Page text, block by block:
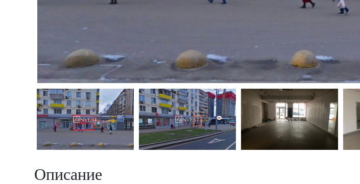
Описание